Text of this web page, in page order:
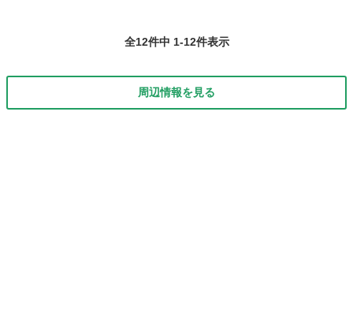
全12件中 1-12件表示
周辺情報を見る